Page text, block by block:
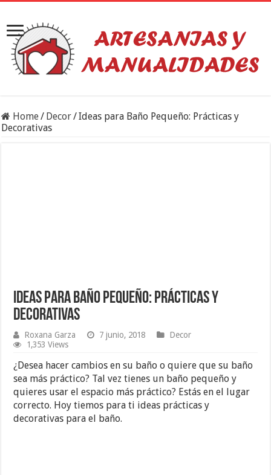
Home/ Decor/Ideas para Baño Pequeño: Prácticas y
Decorativas
Ideas para Baño Pequeño: Prácticas y
Decorativas
Roxana Garza 7 junio, 2018
Decor
1,353 Views
¿Desea hacer cambios en su baño o quiere que su baño
sea más práctico? Tal vez tienes un baño pequeño y
quieres usar el espacio más práctico? Estás en el lugar
correcto. Hoy tiemos para ti ideas prácticas y
decorativas para el baño.